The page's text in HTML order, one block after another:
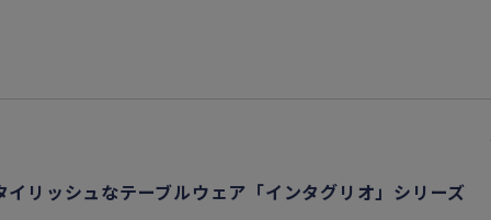
リッシュなテーブルウェア「インタグリオ」シリーズ